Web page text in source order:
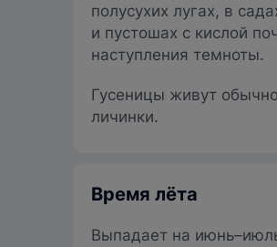
полусухих лугах, в
и пустошах с кислой
наступления темноты.
Гусеницы живут
личинки.
Время лёта
Выпадает на